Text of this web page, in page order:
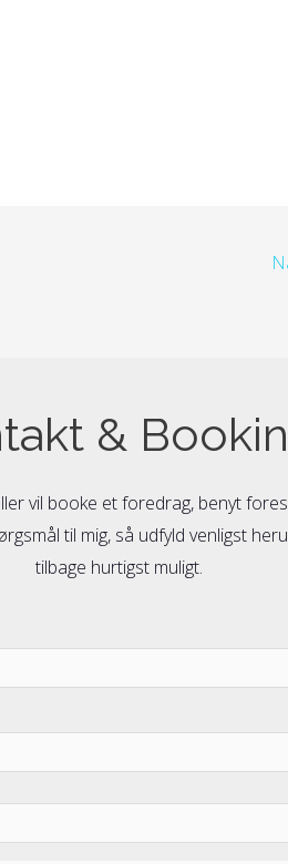
&
vil booke et foredrag, benyt
til mig, så udfyld venligst
tilbage hurtigst muligt.